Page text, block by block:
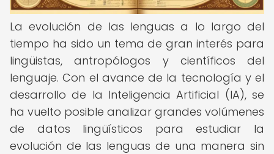
La evolución de las lenguas a lo largo del
tiempo ha sido un tema de gran interés para
lingüistas, antropólogos y científicos del
lenguaje. Con el avance de la tecnología y el
desarrollo de la Inteligencia Artificial (IA), se
ha vuelto posible analizar grandes volúmenes
de datos lingüísticos para estudiar la
evolución de las lenguas de una manera sin